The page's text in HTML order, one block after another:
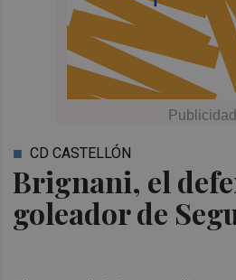
Brignani, el
goleador de
CD CASTELLÓN